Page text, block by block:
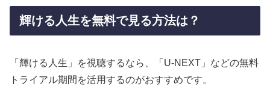
輝ける人生を無料で見る方法は？
「輝ける人生」を視聴するなら、「U-NEXT」などの無料
トライアル期間を活用するのがおすすめです。